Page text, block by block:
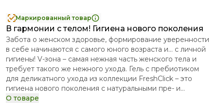
Маркированный товар
В гармонии с телом! Гигиена нового поколения
Забота о женском здоровье, формирование уверенности
в себе начинаются с самого юного возраста и… с личной
гигиены! V-зона – самая нежная часть женского тела и
требует такого же нежного ухода. Гель с пребиотиком
для деликатного ухода из коллекции FreshClick – это
гигиена нового поколения с натуральными пре- и
постбиотиками. Деликатная зона обладает своей
О товаре